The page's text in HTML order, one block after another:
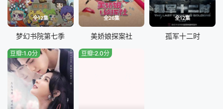
全12集
梦幻书院第七季
全26集
美娇娘探案社
全12集
孤军十二时
豆瓣:1.0分 豆瓣:2.0分